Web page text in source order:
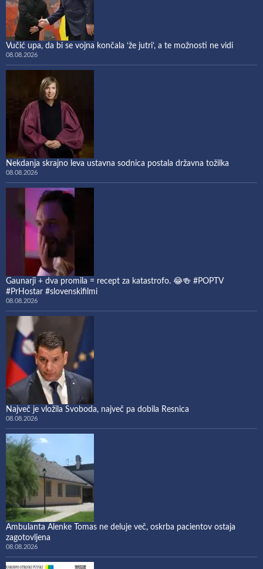
Vučić upa, da bi se vojna končala ‘že jutri’, a te možnosti ne vidi
08.08.2026
Nekdanja skrajno leva ustavna sodnica postala državna tožilka
08.08.2026
Gaunarji + dva promila = recept za katastrofo. 😂🍻 #POPTV
#PrHostar #slovenskifilmi
08.08.2026
Največ je vložila Svoboda, največ pa dobila Resnica
08.08.2026
Ambulanta Alenke Tomas ne deluje več, oskrba pacientov ostaja
zagotovljena
08.08.2026